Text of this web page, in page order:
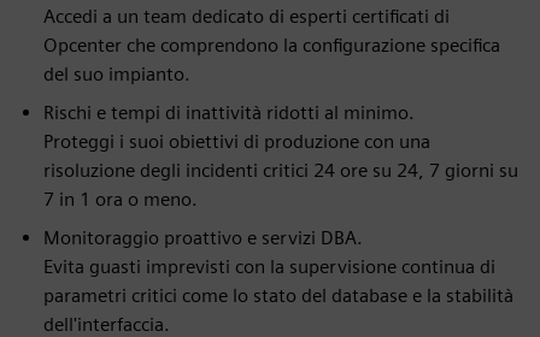
Accedi a un team dedicato di esperti certificati di
Opcenter che comprendono la configurazione specifica
del suo impianto.
Rischi e tempi di inattività ridotti al minimo.
Proteggi i suoi obiettivi di produzione con una
risoluzione degli incidenti critici 24 ore su 24, 7 giorni su
7 in 1 ora o meno.
Monitoraggio proattivo e servizi DBA.
Evita guasti imprevisti con la supervisione continua di
parametri critici come lo stato del database e la stabilità
dell'interfaccia.